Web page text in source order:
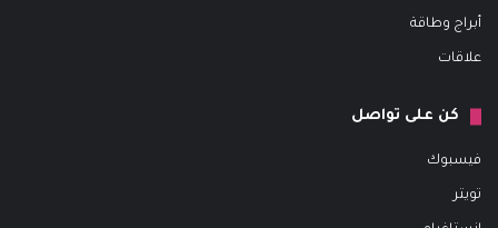
أبراج وطاقة
علاقات
كن على تواصل
فيسبوك
تويتر